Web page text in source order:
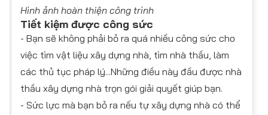
Hình ảnh hoàn thiện công trình
Tiết kiệm được công sức
- Bạn sẽ không phải bỏ ra quá nhiều công sức cho
việc tìm vật liệu xây dựng nhà, tìm nhà thầu, làm
các thủ tục pháp lý...Những điều này đầu được nhà
thầu xây dựng nhà trọn gói giải quyết giúp bạn.
- Sức lực mà bạn bỏ ra nếu tự xây dựng nhà có thể